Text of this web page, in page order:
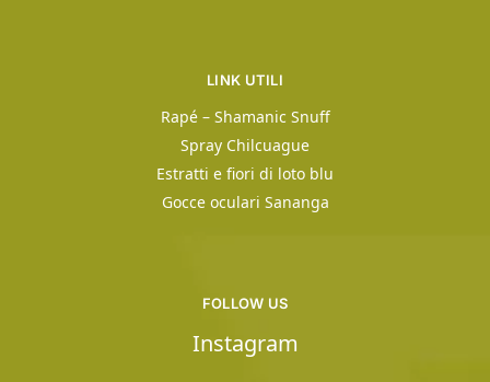
LINK UTILI
Rapé – Shamanic Snuff
Spray Chilcuague
Estratti e fiori di loto blu
Gocce oculari Sananga
FOLLOW US
Instagram